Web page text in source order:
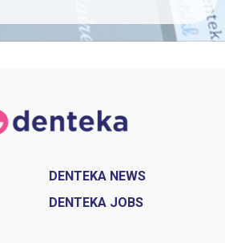
DENTEKA NEWS
DENTEKA JOBS